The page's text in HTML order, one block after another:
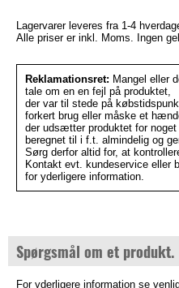
Lagervarer leveres fra 1-4
Alle priser er inkl. Moms. Ingen
Reklamationsret: Mangel eller
tale om en en fejl på produktet,
der var til stede på
forkert brug eller måske et
der udsætter produktet for
beregnet til i f.t. almindelig og
Sørg derfor altid for, at
Kontakt evt. kundeservice eller
for yderligere information.
Spørgsmål om et produkt.
For yderligere information se